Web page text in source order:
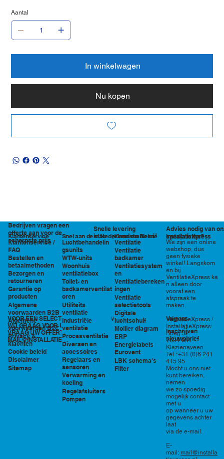
Aantal
In winkelwagen
Nu kopen
Klantenservice
Klantenservice /
FAQ
Bestellen en
betaalmethoden
Bezorgen en
retourneren
Garantie op
producten
Algemene
voorwaarden B2B
Algemene
voorwaarden B2C
Privacy &
klachten
Cookie beleid
Disclaimer
Sitemap
VOOR EEN SELECTIE EN PRIJSOPGAVE STAAN
WIJ GRAAG VOOR U KLAAR!
VRAAG UW OFFERTE AAN VIA
MAIL@INSTALLATIEXPRESS.NL
Bedrijven vragen een
offerte aan voor de
scherpste prijs
Snelle levering
in Nederland en België
Advies nodig van
specialisten?
Snel aan de slag
Luchtbehandelin
gsunits
WTW-units
Woonhuis
ventilatiebox
Toilet- en
badkamerventilat
oren
Utiliteits
ventilatie
Industriële
ventilatie
Procesventilatie
Diversen en
accessoires
Regelaars en
sensoren
Verwarming en
koeling
Regelafsluiters
Pompen
Kennisbank en
tools
Ventilatie
Ventilatie
badkamer
Ventilatiesystem
en
Ventilatiebereken
ingen
Ventilatie
selectietools
Digitale
luchtschuif
Mollier diagram
ERP
Energielabels
Eurovent
LBK schema's
Filter
We zijn een online
webshop, dus
geen fysieke
winkel! Langskom
en bij
VentilatieXpress ka
n alleen door
vooraf een
afspraak te
maken.
VentilatieXpress /
InstallatieXpress
Boeg 32
7891 MR
Klazienaveen
Tel.: +31 (0)6 241
415 95
Mocht u ons niet
kunt bereiken,
nemen
we zo spoedig
mogelijk contact
met u
op wanneer u uw
gegevens achter
laat
via de e-mail.
E-
mail: mail@installa
InstallatieXpress
Volg ons
Inschrijven
nieuwsbrief